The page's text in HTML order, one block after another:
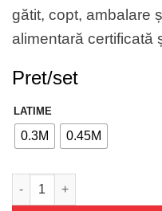
gătit, copt, ambalare
alimentară certificată
Pret/set
LATIME
0.3M 0.45M
Cantitate Folie din aluminiu